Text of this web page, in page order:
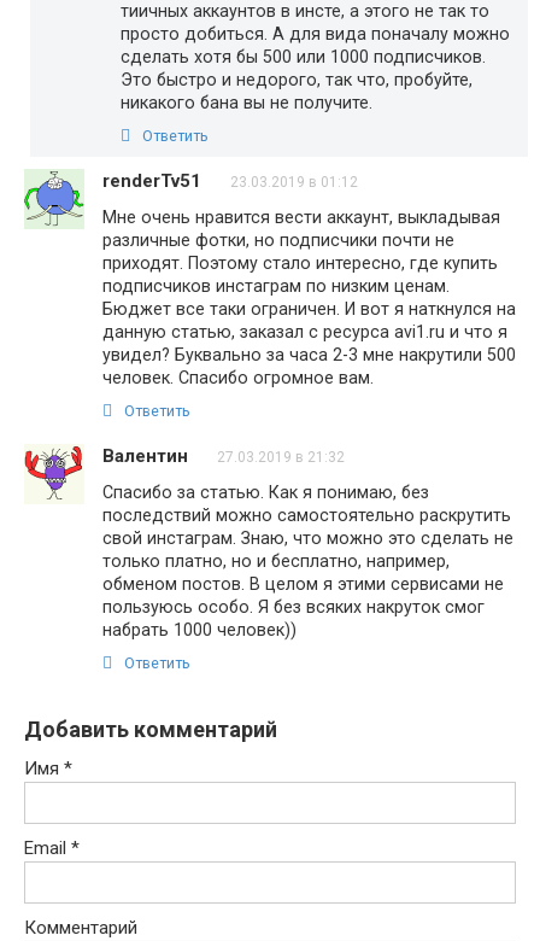
тиичных аккаунтов в инсте, а этого не так то
просто добиться. А для вида поначалу можно
сделать хотя бы 500 или 1000 подписчиков.
Это быстро и недорого, так что, пробуйте,
никакого бана вы не получите.
Ответить
renderTv51 23.03.2019 в 01:12
Мне очень нравится вести аккаунт, выкладывая
различные фотки, но подписчики почти не
приходят. Поэтому стало интересно, где купить
подписчиков инстаграм по низким ценам.
Бюджет все таки ограничен. И вот я наткнулся на
данную статью, заказал с ресурса avi1.ru и что я
увидел? Буквально за часа 2-3 мне накрутили 500
человек. Спасибо огромное вам.
Ответить
Валентин 27.03.2019 в 21:32
Спасибо за статью. Как я понимаю, без
последствий можно самостоятельно раскрутить
свой инстаграм. Знаю, что можно это сделать не
только платно, но и бесплатно, например,
обменом постов. В целом я этими сервисами не
пользуюсь особо. Я без всяких накруток смог
набрать 1000 человек))
Ответить
Добавить комментарий
Имя *
Email *
Комментарий